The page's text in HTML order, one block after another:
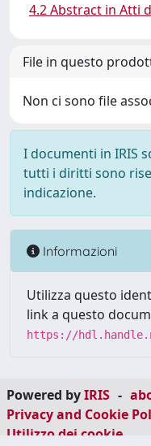
4.2 Abstract in Atti
File in questo
Non ci sono file
I documenti in IRIS
tutti i diritti sono
indicazione.
Informazioni
Utilizza questo
link a questo
https://
Powered byIRIS -
Privacy and Cookie
Utilizzo dei cookie